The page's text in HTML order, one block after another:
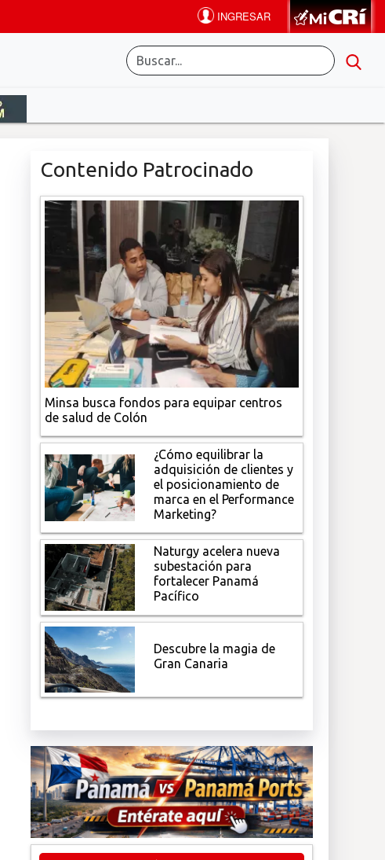
Contenido Patrocinado
Minsa busca fondos para equipar centros
de salud de Colón
¿Cómo equilibrar la
adquisición de clientes y
el posicionamiento de
marca en el Performance
Marketing?
Naturgy acelera nueva
subestación para
fortalecer Panamá
Pacífico
Descubre la magia de
Gran Canaria